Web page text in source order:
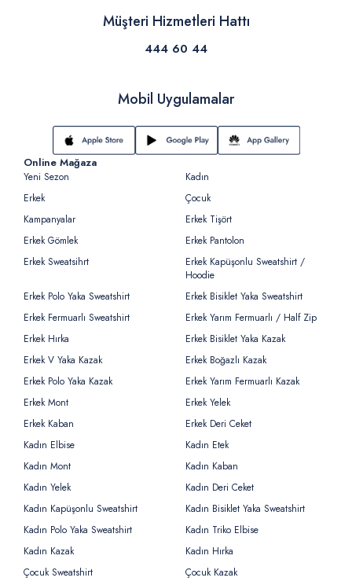
Müşteri Hizmetleri Hattı
444 60 44
Mobil Uygulamalar
Online Mağaza
Yeni Sezon
Kadın
Erkek
Çocuk
Kampanyalar
Erkek Tişört
Erkek Gömlek
Erkek Pantolon
Erkek Sweatsihrt
Erkek Kapüşonlu Sweatshirt /
Hoodie
Erkek Polo Yaka Sweatshirt
Erkek Bisiklet Yaka Sweatshirt
Erkek Fermuarlı Sweatshirt
Erkek Yarım Fermuarlı / Half Zip
Erkek Hırka
Erkek Bisiklet Yaka Kazak
Erkek V Yaka Kazak
Erkek Boğazlı Kazak
Erkek Polo Yaka Kazak
Erkek Yarım Fermuarlı Kazak
Erkek Mont
Erkek Yelek
Erkek Kaban
Erkek Deri Ceket
Kadın Elbise
Kadın Etek
Kadın Mont
Kadın Kaban
Kadın Yelek
Kadın Deri Ceket
Kadın Kapüşonlu Sweatshirt
Kadın Bisiklet Yaka Sweatshirt
Kadın Polo Yaka Sweatshirt
Kadın Triko Elbise
Kadın Kazak
Kadın Hırka
Çocuk Sweatshirt
Çocuk Kazak